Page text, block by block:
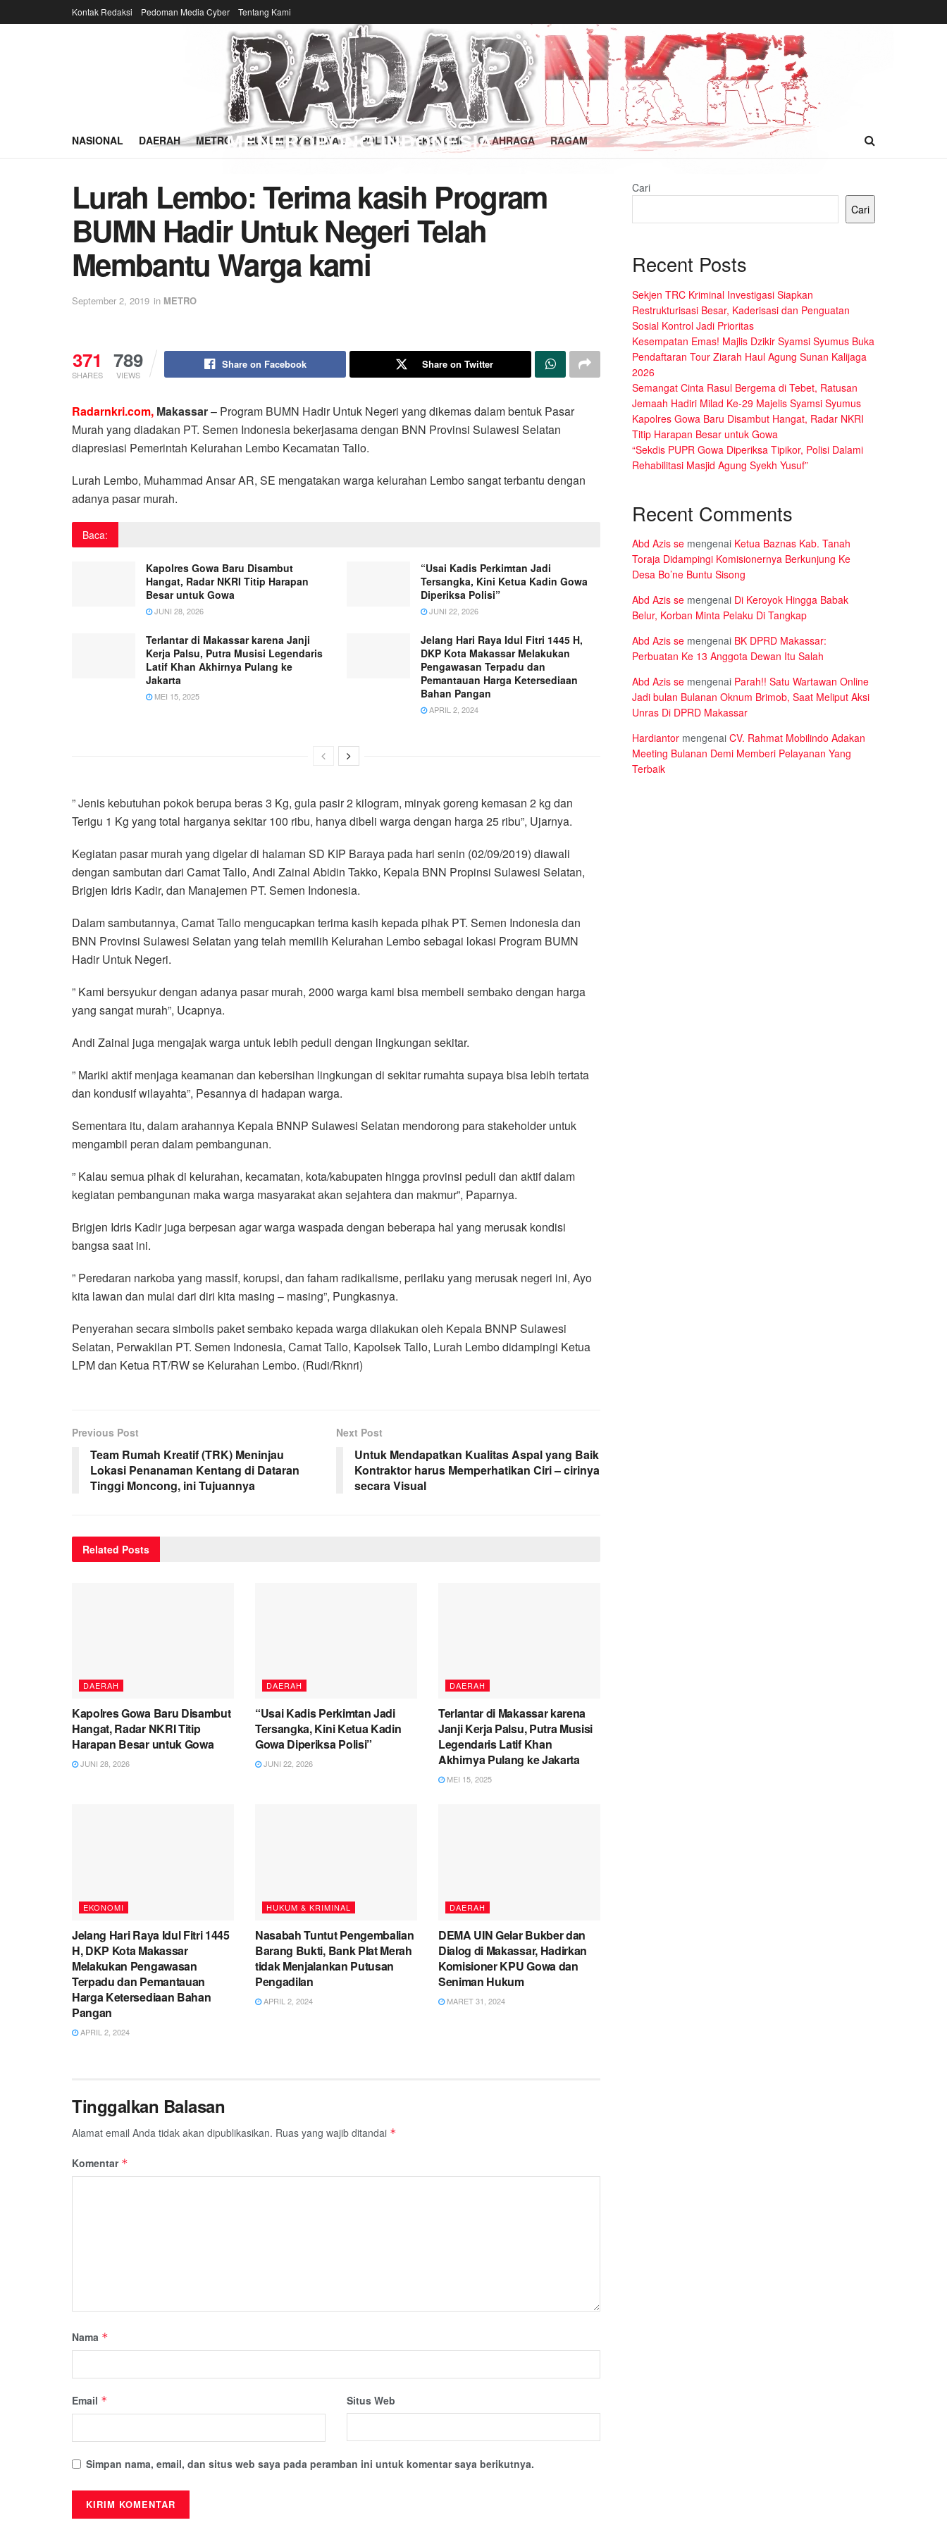
Kontak Redaksi Pedoman Media Cyber Tentang Kami
NASIONAL DAERAH METRO HUKUM & KRIMINAL POLITIK EKONOMI OLAHRAGA RAGAM
Lurah Lembo: Terima kasih Program
BUMN Hadir Untuk Negeri Telah
Membantu Warga kami
September 2, 2019 in METRO
371
SHARES
789
VIEWS
Share on Facebook Share on Twitter
Radarnkri.com, Makassar– Program BUMN Hadir Untuk Negeri yang dikemas dalam bentuk Pasar
Murah yang diadakan PT. Semen Indonesia bekerjasama dengan BNN Provinsi Sulawesi Selatan
diapresiasi Pemerintah Kelurahan Lembo Kecamatan Tallo.
Lurah Lembo, Muhammad Ansar AR, SE mengatakan warga kelurahan Lembo sangat terbantu dengan
adanya pasar murah.
Baca:
Kapolres Gowa Baru Disambut
Hangat, Radar NKRI Titip Harapan
Besar untuk Gowa
JUNI 28, 2026
“Usai Kadis Perkimtan Jadi
Tersangka, Kini Ketua Kadin Gowa
Diperiksa Polisi”
JUNI 22, 2026
Terlantar di Makassar karena Janji
Kerja Palsu, Putra Musisi Legendaris
Latif Khan Akhirnya Pulang ke
Jakarta
MEI 15, 2025
Jelang Hari Raya Idul Fitri 1445 H,
DKP Kota Makassar Melakukan
Pengawasan Terpadu dan
Pemantauan Harga Ketersediaan
Bahan Pangan
APRIL 2, 2024
” Jenis kebutuhan pokok berupa beras 3 Kg, gula pasir 2 kilogram, minyak goreng kemasan 2 kg dan
Terigu 1 Kg yang total harganya sekitar 100 ribu, hanya dibeli warga dengan harga 25 ribu”, Ujarnya.
Kegiatan pasar murah yang digelar di halaman SD KIP Baraya pada hari senin (02/09/2019) diawali
dengan sambutan dari Camat Tallo, Andi Zainal Abidin Takko, Kepala BNN Propinsi Sulawesi Selatan,
Brigjen Idris Kadir, dan Manajemen PT. Semen Indonesia.
Dalam sambutannya, Camat Tallo mengucapkan terima kasih kepada pihak PT. Semen Indonesia dan
BNN Provinsi Sulawesi Selatan yang telah memilih Kelurahan Lembo sebagai lokasi Program BUMN
Hadir Untuk Negeri.
” Kami bersyukur dengan adanya pasar murah, 2000 warga kami bisa membeli sembako dengan harga
yang sangat murah”, Ucapnya.
Andi Zainal juga mengajak warga untuk lebih peduli dengan lingkungan sekitar.
” Mariki aktif menjaga keamanan dan kebersihan lingkungan di sekitar rumahta supaya bisa lebih tertata
dan kondusif wilayahta”, Pesannya di hadapan warga.
Sementara itu, dalam arahannya Kepala BNNP Sulawesi Selatan mendorong para stakeholder untuk
mengambil peran dalam pembangunan.
” Kalau semua pihak di kelurahan, kecamatan, kota/kabupaten hingga provinsi peduli dan aktif dalam
kegiatan pembangunan maka warga masyarakat akan sejahtera dan makmur”, Paparnya.
Brigjen Idris Kadir juga berpesan agar warga waspada dengan beberapa hal yang merusak kondisi
bangsa saat ini.
” Peredaran narkoba yang massif, korupsi, dan faham radikalisme, perilaku yang merusak negeri ini, Ayo
kita lawan dan mulai dari diri kita masing – masing”, Pungkasnya.
Penyerahan secara simbolis paket sembako kepada warga dilakukan oleh Kepala BNNP Sulawesi
Selatan, Perwakilan PT. Semen Indonesia, Camat Tallo, Kapolsek Tallo, Lurah Lembo didampingi Ketua
LPM dan Ketua RT/RW se Kelurahan Lembo. (Rudi/Rknri)
Previous Post
Team Rumah Kreatif (TRK) Meninjau
Lokasi Penanaman Kentang di Dataran
Tinggi Moncong, ini Tujuannya
Next Post
Untuk Mendapatkan Kualitas Aspal yang Baik
Kontraktor harus Memperhatikan Ciri – cirinya
secara Visual
Related Posts
DAERAH
Kapolres Gowa Baru Disambut
Hangat, Radar NKRI Titip
Harapan Besar untuk Gowa
JUNI 28, 2026
DAERAH
“Usai Kadis Perkimtan Jadi
Tersangka, Kini Ketua Kadin
Gowa Diperiksa Polisi”
JUNI 22, 2026
DAERAH
Terlantar di Makassar karena
Janji Kerja Palsu, Putra Musisi
Legendaris Latif Khan
Akhirnya Pulang ke Jakarta
MEI 15, 2025
EKONOMI
Jelang Hari Raya Idul Fitri 1445
H, DKP Kota Makassar
Melakukan Pengawasan
Terpadu dan Pemantauan
Harga Ketersediaan Bahan
Pangan
APRIL 2, 2024
HUKUM & KRIMINAL
Nasabah Tuntut Pengembalian
Barang Bukti, Bank Plat Merah
tidak Menjalankan Putusan
Pengadilan
APRIL 2, 2024
DAERAH
DEMA UIN Gelar Bukber dan
Dialog di Makassar, Hadirkan
Komisioner KPU Gowa dan
Seniman Hukum
MARET 31, 2024
Tinggalkan Balasan
Alamat email Anda tidak akan dipublikasikan. Ruas yang wajib ditandai *
Komentar *
Nama *
Email * Situs Web
Simpan nama, email, dan situs web saya pada peramban ini untuk komentar saya berikutnya.
Cari
Cari
Recent Posts
Sekjen TRC Kriminal Investigasi Siapkan
Restrukturisasi Besar, Kaderisasi dan Penguatan
Sosial Kontrol Jadi Prioritas
Kesempatan Emas! Majlis Dzikir Syamsi Syumus Buka
Pendaftaran Tour Ziarah Haul Agung Sunan Kalijaga
2026
Semangat Cinta Rasul Bergema di Tebet, Ratusan
Jemaah Hadiri Milad Ke-29 Majelis Syamsi Syumus
Kapolres Gowa Baru Disambut Hangat, Radar NKRI
Titip Harapan Besar untuk Gowa
“Sekdis PUPR Gowa Diperiksa Tipikor, Polisi Dalami
Rehabilitasi Masjid Agung Syekh Yusuf”
Recent Comments
Abd Azis se mengenai Ketua Baznas Kab. Tanah
Toraja Didampingi Komisionernya Berkunjung Ke
Desa Bo’ne Buntu Sisong
Abd Azis se mengenai Di Keroyok Hingga Babak
Belur, Korban Minta Pelaku Di Tangkap
Abd Azis se mengenai BK DPRD Makassar:
Perbuatan Ke 13 Anggota Dewan Itu Salah
Abd Azis se mengenai Parah!! Satu Wartawan Online
Jadi bulan Bulanan Oknum Brimob, Saat Meliput Aksi
Unras Di DPRD Makassar
Hardiantor mengenai CV. Rahmat Mobilindo Adakan
Meeting Bulanan Demi Memberi Pelayanan Yang
Terbaik